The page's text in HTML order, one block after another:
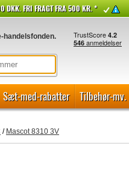
DKK. FRI FRAGT FRA 500 KR. *
handelsfonden.
Sæt-med-rabatter Tilbehør-mv.
/ Mascot 8310 3V